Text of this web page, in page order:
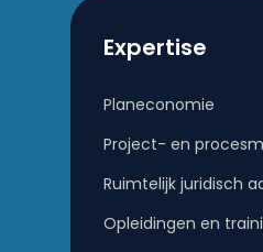
Expertise
Planeconomie
Project- en
Ruimtelijk juridisch
Opleidingen en